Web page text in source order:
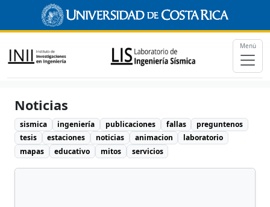
Menú
Noticias
sismica ingeniería publicaciones fallas
preguntenos
tesis
estaciones noticias animacion
laboratorio
mapas
educativo mitos servicios